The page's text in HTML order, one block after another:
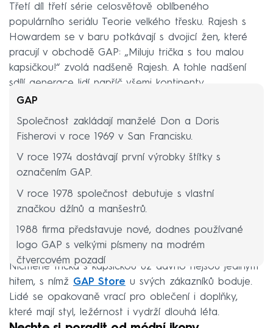
Třetí díl třetí série celosvětově oblíbeného
populárního seriálu Teorie velkého třesku. Rajesh s
Howardem se v baru potkávají s dvojicí žen, které
pracují v obchodě GAP: „Miluju trička s tou malou
kapsičkou!“ zvolá nadšeně Rajesh. A tohle nadšení
sdílí generace lidí napříč všemi kontinenty.
GAP
Společnost zakládají manželé Don a Doris
Fisherovi v roce 1969 v San Francisku.
V roce 1974 dostávají první výrobky štítky s
označením GAP.
V roce 1978 společnost debutuje s vlastní
značkou džínů a manšestrů.
1988 firma představuje nové, dodnes používané
logo GAP s velkými písmeny na modrém
čtvercovém pozadí
Oblečení značky GAP při práci i v soukromí
vynesly hvězdy jako Madonna, Missy Elliot nebo
Michael J. Fox. Opakovaně se v něm také objevují
Nicméně trička s kapsičkou už dávno nejsou jediným
hitem, s nímž GAP Store u svých zákazníků boduje.
Lidé se opakovaně vrací pro oblečení i doplňky,
které mají styl, ležérnost i vydrží dlouhá léta.